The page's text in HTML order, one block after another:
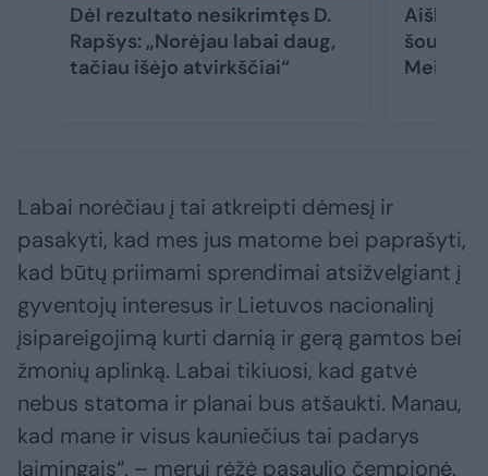
Dėl rezultato nesikrimtęs D.
Rapšys: „Norėjau labai daug,
tačiau išėjo atvirkščiai“
Aiški
šou
Labai norėčiau į tai atkreipti dėmesį ir
pasakyti, kad mes jus matome bei paprašyti,
kad būtų priimami sprendimai atsižvelgiant į
gyventojų interesus ir Lietuvos nacionalinį
įsipareigojimą kurti darnią ir gerą gamtos bei
žmonių aplinką. Labai tikiuosi, kad gatvė
nebus statoma ir planai bus atšaukti. Manau,
kad mane ir visus kauniečius tai padarys
laimingais“, – merui rėžė pasaulio čempionė.